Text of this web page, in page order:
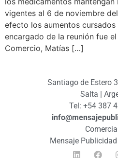
vigentes al 6 de noviembre
efecto los aumentos cursados
encargado de la reunión fue
Comercio, Matías […]
Santiago de Estero
Salta |
Tel: +54 387
Mensaje